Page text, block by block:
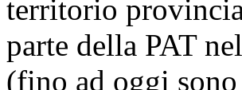
territorio
parte della PAT
(fino ad oggi